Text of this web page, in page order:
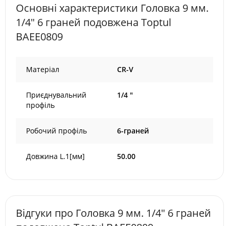
Основні характеристики Головка 9 мм.
1/4" 6 граней подовжена Toptul
BAEE0809
Матеріал CR-V
Приєднувальний
профіль
1/4 "
Робочий профіль 6-граней
Довжина L.1[мм] 50.00
Відгуки про Головка 9 мм. 1/4" 6 граней